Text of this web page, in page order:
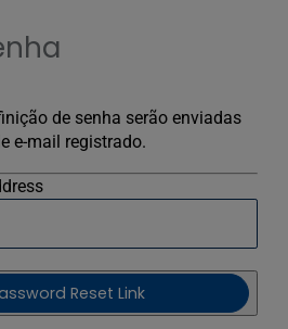
de senha serão enviadas
e-mail registrado.
Reset Link